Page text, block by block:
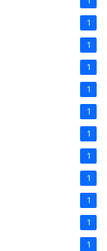
1
1
1
1
1
1
1
1
1
1
1